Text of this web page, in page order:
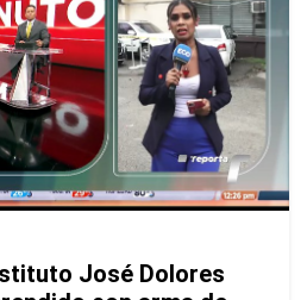
José Dolores